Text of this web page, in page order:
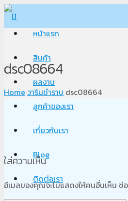
หน้าแรก
สินค้า
ผลงาน
ลูกค้าของเรา
เกี่ยวกับเรา
Blog
ติดต่อเรา
dsc08664
Home วารินชำราบ dsc08664
ใส่ความเห็น
อีเมลของคุณจะไม่แสดงให้คนอื่นเห็น ช่